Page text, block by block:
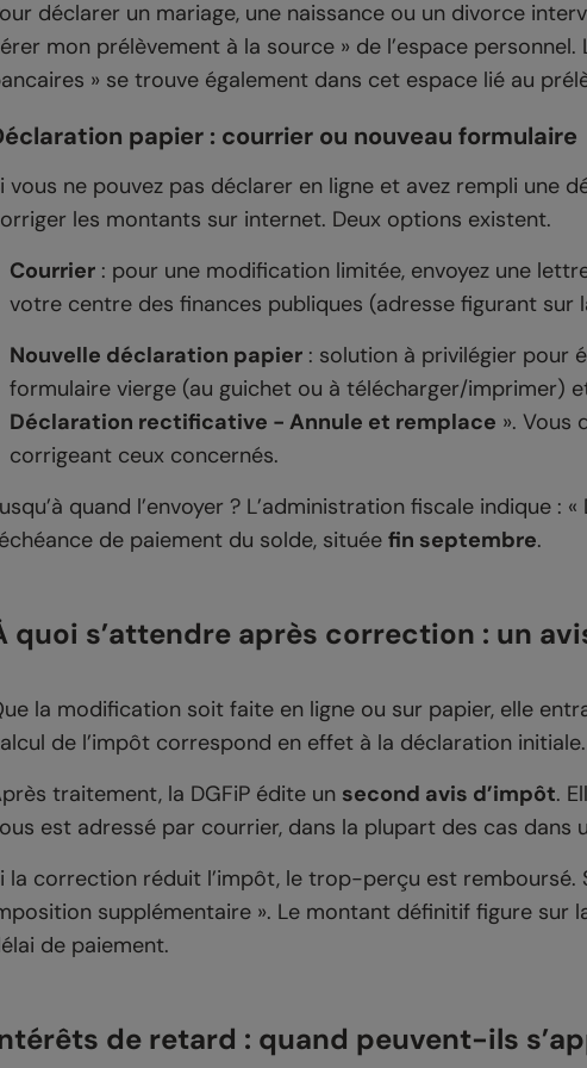
déclarer un mariage, une naissance ou un divorce
mon prélèvement à la source » de l’espace
» se trouve également dans cet espace lié au
papier : courrier ou nouveau formulaire
vous ne pouvez pas déclarer en ligne et avez rempli une
les montants sur internet. Deux options existent.
Courrier : pour une modification limitée, envoyez une
votre centre des finances publiques (adresse figurant sur
Nouvelle déclaration papier : solution à privilégier pour
formulaire vierge (au guichet ou à télécharger/imprimer)
Déclaration rectificative - Annule et remplace ». Vous
corrigeant ceux concernés.
quand l’envoyer ? L’administration fiscale indique :
de paiement du solde, située fin septembre.
quoi s’attendre après correction : un
la modification soit faite en ligne ou sur papier, elle
de l’impôt correspond en effet à la déclaration initiale.
traitement, la DGFiP édite un second avis d’impôt.
est adressé par courrier, dans la plupart des cas dans
la correction réduit l’impôt, le trop-perçu est remboursé.
supplémentaire ». Le montant définitif figure sur
de paiement.
de retard : quand peuvent-ils